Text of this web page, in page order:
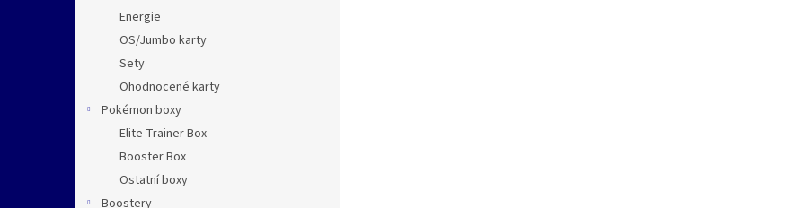
Energie
OS/Jumbo karty
Sety
Ohodnocené karty
Pokémon boxy
Elite Trainer Box
Booster Box
Ostatní boxy
Boostery